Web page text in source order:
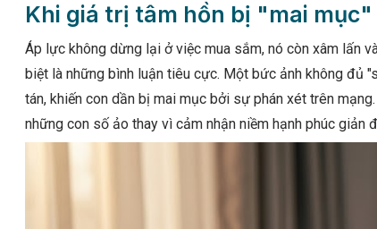
Khi giá trị tâm hồn bị "mai
Áp lực không dừng lại ở việc mua sắm, nó còn xâm lấn
biệt là những bình luận tiêu cực. Một bức ảnh không đủ
tán, khiến con dần bị mai mục bởi sự phán xét trên
những con số ảo thay vì cảm nhận niềm hạnh phúc giản